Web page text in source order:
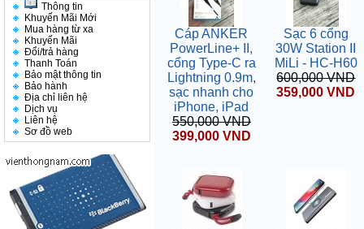
Cáp ANKER
PowerLine+ II,
cổng Type-C ra
Lightning 0.9m,
sạc nhanh cho
iPhone, iPad
550,000 VND
399,000 VND
Sạc 6 cổng
30W Station II
MiLi - HC-H60
600,000 VND
359,000 VND
Thông tin
Khuyến Mãi Mới
Mua hàng từ xa
Khuyến Mãi
Đổi/trả hàng
Thanh Toán
Bảo mật thông tin
Bảo hành
Địa chỉ liên hệ
Dịch vụ
Liên hệ
Sơ đồ web